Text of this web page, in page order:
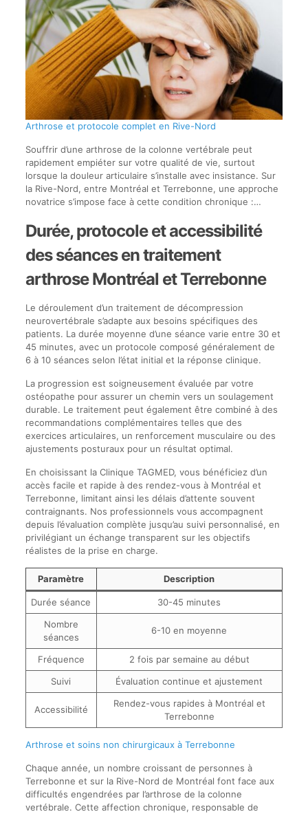
Arthrose et protocole complet en Rive-Nord
Souffrir d’une arthrose de la colonne vertébrale peut
rapidement empiéter sur votre qualité de vie, surtout
lorsque la douleur articulaire s’installe avec insistance. Sur
la Rive-Nord, entre Montréal et Terrebonne, une approche
novatrice s’impose face à cette condition chronique :…
Durée, protocole et accessibilité
des séances en traitement
arthrose Montréal et Terrebonne
Le déroulement d’un traitement de décompression
neurovertébrale s’adapte aux besoins spécifiques des
patients. La durée moyenne d’une séance varie entre 30 et
45 minutes, avec un protocole composé généralement de
6 à 10 séances selon l’état initial et la réponse clinique.
La progression est soigneusement évaluée par votre
ostéopathe pour assurer un chemin vers un soulagement
durable. Le traitement peut également être combiné à des
recommandations complémentaires telles que des
exercices articulaires, un renforcement musculaire ou des
ajustements posturaux pour un résultat optimal.
En choisissant la Clinique TAGMED, vous bénéficiez d’un
accès facile et rapide à des rendez-vous à Montréal et
Terrebonne, limitant ainsi les délais d’attente souvent
contraignants. Nos professionnels vous accompagnent
depuis l’évaluation complète jusqu’au suivi personnalisé, en
privilégiant un échange transparent sur les objectifs
réalistes de la prise en charge.
Paramètre Description
Durée séance
30-45 minutes
Nombre
séances
6-10 en moyenne
Fréquence
2 fois par semaine au début
Suivi
Évaluation continue et ajustement
Accessibilité
Rendez-vous rapides à Montréal et
Terrebonne
Arthrose et soins non chirurgicaux à Terrebonne
Chaque année, un nombre croissant de personnes à
Terrebonne et sur la Rive-Nord de Montréal font face aux
difficultés engendrées par l’arthrose de la colonne
vertébrale. Cette affection chronique, responsable de